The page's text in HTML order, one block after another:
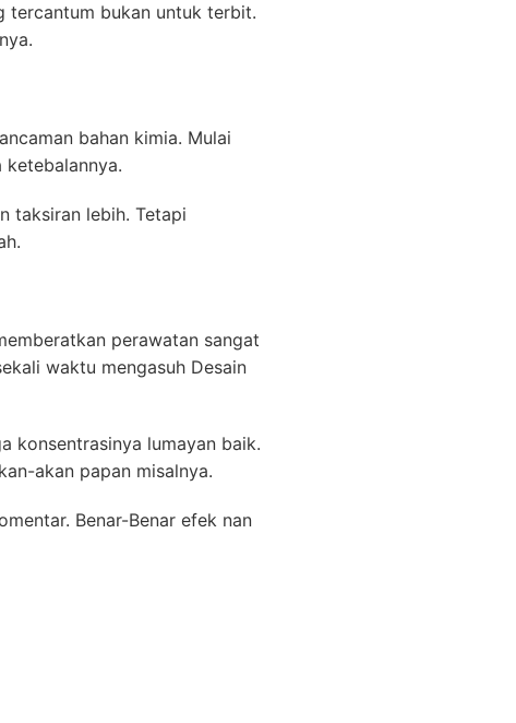
tercantum bukan untuk terbit.
bahan kimia. Mulai
taksiran lebih. Tetapi
perawatan sangat
waktu mengasuh Desain
konsentrasinya lumayan baik.
akan papan misalnya.
Benar-Benar efek nan